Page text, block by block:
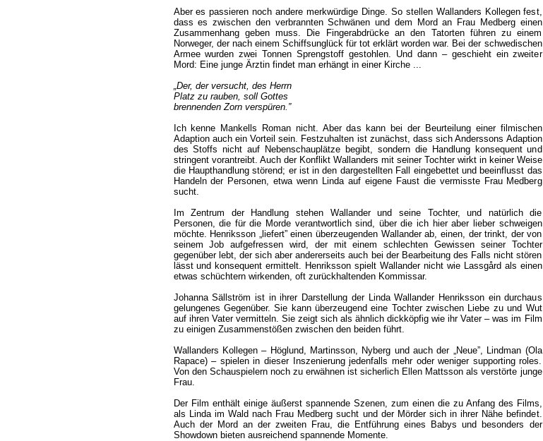
Aber es passieren noch andere merkwürdige Dinge. So stellen Wallanders Kollegen fest,
dass es zwischen den verbrannten Schwänen und dem Mord an Frau Medberg einen
Zusammenhang geben muss. Die Fingerabdrücke an den Tatorten führen zu einem
Norweger, der nach einem Schiffsunglück für tot erklärt worden war. Bei der schwedischen
Armee wurden zwei Tonnen Sprengstoff gestohlen. Und dann – geschieht ein zweiter
Mord: Eine junge Ärztin findet man erhängt in einer Kirche ...
„Der, der versucht, des Herrn
Platz zu rauben, soll Gottes
brennenden Zorn verspüren.”
Ich kenne Mankells Roman nicht. Aber das kann bei der Beurteilung einer filmischen
Adaption auch ein Vorteil sein. Festzuhalten ist zunächst, dass sich Anderssons Adaption
des Stoffs nicht auf Nebenschauplätze begibt, sondern die Handlung konsequent und
stringent vorantreibt. Auch der Konflikt Wallanders mit seiner Tochter wirkt in keiner Weise
die Haupthandlung störend; er ist in den dargestellten Fall eingebettet und beeinflusst das
Handeln der Personen, etwa wenn Linda auf eigene Faust die vermisste Frau Medberg
sucht.
Im Zentrum der Handlung stehen Wallander und seine Tochter, und natürlich die
Personen, die für die Morde verantwortlich sind, über die ich hier aber lieber schweigen
möchte. Henriksson „liefert” einen überzeugenden Wallander ab, einen, der trinkt, der von
seinem Job aufgefressen wird, der mit einem schlechten Gewissen seiner Tochter
gegenüber lebt, der sich aber andererseits auch bei der Bearbeitung des Falls nicht stören
lässt und konsequent ermittelt. Henriksson spielt Wallander nicht wie Lassgård als einen
etwas schüchtern wirkenden, oft zurückhaltenden Kommissar.
Johanna Sällström ist in ihrer Darstellung der Linda Wallander Henriksson ein durchaus
gelungenes Gegenüber. Sie kann überzeugend eine Tochter zwischen Liebe zu und Wut
auf ihren Vater vermitteln. Sie zeigt sich als ähnlich dickköpfig wie ihr Vater – was im Film
zu einigen Zusammenstößen zwischen den beiden führt.
Wallanders Kollegen – Höglund, Martinsson, Nyberg und auch der „Neue”, Lindman (Ola
Rapace) – spielen in dieser Inszenierung jedenfalls mehr oder weniger supporting roles.
Von den Schauspielern noch zu erwähnen ist sicherlich Ellen Mattsson als verstörte junge
Frau.
Der Film enthält einige äußerst spannende Szenen, zum einen die zu Anfang des Films,
als Linda im Wald nach Frau Medberg sucht und der Mörder sich in ihrer Nähe befindet.
Auch der Mord an der zweiten Frau, die Entführung eines Babys und besonders der
Showdown bieten ausreichend spannende Momente.